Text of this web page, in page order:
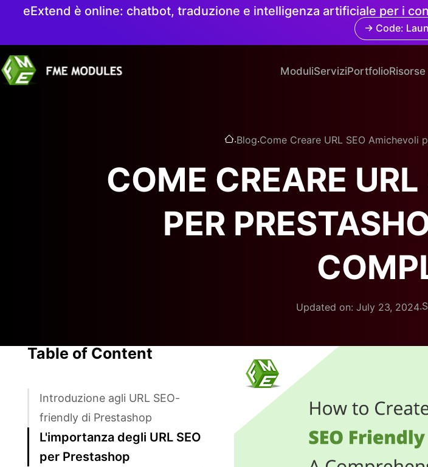
eExtend è online: chatbot, traduzione e intelligenza artificiale per i
→ Code:
ModuliServiziPortfolio
.Blog.Come Creare URL SEO Amichevoli
COME CREARE
PER
Updated on: July 23, 2024.
Table of Content
Introduzione agli URL SEO-
friendly di Prestashop
L'importanza degli URL SEO
per Prestashop